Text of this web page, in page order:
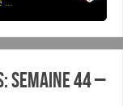
Semaine 44 –